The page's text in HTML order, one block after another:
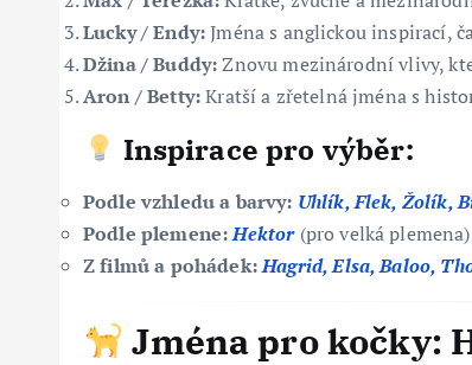
Lucky / Endy:Jména s anglickou inspirací,
Džina / Buddy:Znovu mezinárodní vlivy,
Aron / Betty:Kratší a zřetelná jména s
Inspirace pro výběr:
Podle vzhledu a barvy: Uhlík, Flek, Žolík,
Podle plemene: Hektor(pro velká
Z filmů a pohádek:Hagrid, Elsa, Baloo,
Jména pro kočky: